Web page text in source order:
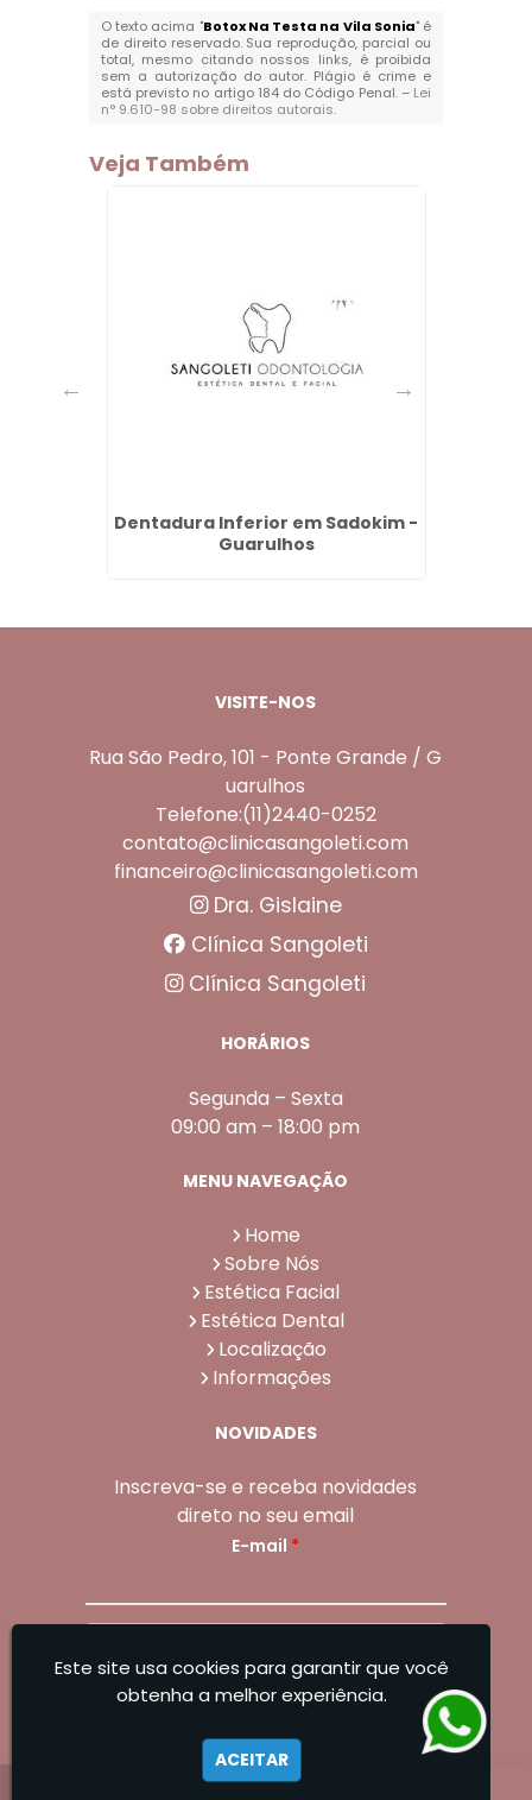
O texto acima "Botox Na Testa na Vila Sonia" é
de direito reservado. Sua reprodução, parcial ou
total, mesmo citando nossos links, é proibida
sem a autorização do autor. Plágio é crime e
está previsto no artigo 184 do Código Penal. – Lei
n° 9.610-98 sobre direitos autorais.
Veja Também
Dentadura Inferior em Sadokim -
Guarulhos
VISITE-NOS
Rua São Pedro, 101 - Ponte Grande / G
uarulhos
Telefone:(11)2440-0252
contato@clinicasangoleti.com
financeiro@clinicasangoleti.com
Dra. Gislaine
Clínica Sangoleti
Clínica Sangoleti
HORÁRIOS
Segunda – Sexta
09:00 am – 18:00 pm
MENU NAVEGAÇÃO
Home
Sobre Nós
Estética Facial
Estética Dental
Localização
Informações
NOVIDADES
Inscreva-se e receba novidades
direto no seu email
E-mail *
Sangoleti Odontologia - Estética Dental e
Este site usa cookies para garantir que você
obtenha a melhor experiência.
ACEITAR